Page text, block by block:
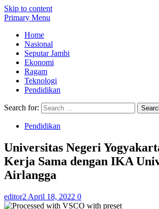
Skip to content
Primary Menu
Home
Nasional
Seputar Jambi
Ekonomi
Ragam
Teknologi
Pendidikan
Search for:
Pendidikan
Universitas Negeri
Kerja Sama dengan IKA
Airlangga
editor2 April 18, 2022 0